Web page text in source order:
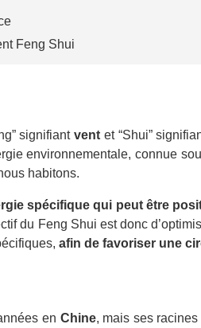
Feng Shui
signifiantvent et “Shui”
environnementale, connue
habitons.
spécifique qui peut être
du Feng Shui est donc
afin de favoriser une
en Chine, mais ses